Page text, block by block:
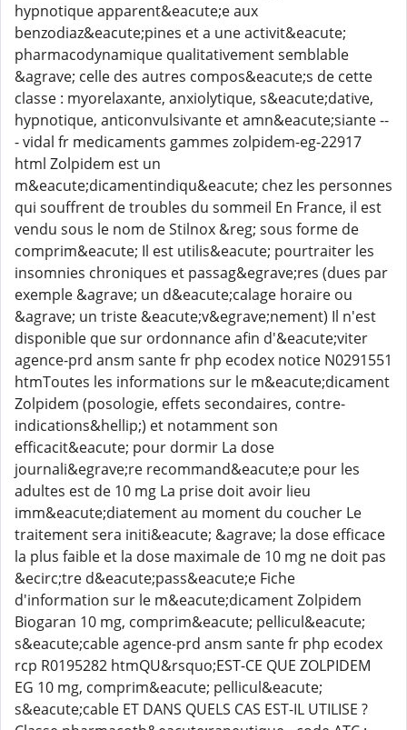
hypnotique apparent&eacute;e aux
benzodiaz&eacute;pines et a une activit&eacute;
pharmacodynamique qualitativement semblable
&agrave; celle des autres compos&eacute;s de cette
classe : myorelaxante, anxiolytique, s&eacute;dative,
hypnotique, anticonvulsivante et amn&eacute;siante --
- vidal fr medicaments gammes zolpidem-eg-22917
html Zolpidem est un
m&eacute;dicamentindiqu&eacute; chez les personnes
qui souffrent de troubles du sommeil En France, il est
vendu sous le nom de Stilnox &reg; sous forme de
comprim&eacute; Il est utilis&eacute; pourtraiter les
insomnies chroniques et passag&egrave;res (dues par
exemple &agrave; un d&eacute;calage horaire ou
&agrave; un triste &eacute;v&egrave;nement) Il n'est
disponible que sur ordonnance afin d'&eacute;viter
agence-prd ansm sante fr php ecodex notice N0291551
htmToutes les informations sur le m&eacute;dicament
Zolpidem (posologie, effets secondaires, contre-
indications&hellip;) et notamment son
efficacit&eacute; pour dormir La dose
journali&egrave;re recommand&eacute;e pour les
adultes est de 10 mg La prise doit avoir lieu
imm&eacute;diatement au moment du coucher Le
traitement sera initi&eacute; &agrave; la dose efficace
la plus faible et la dose maximale de 10 mg ne doit pas
&ecirc;tre d&eacute;pass&eacute;e Fiche
d'information sur le m&eacute;dicament Zolpidem
Biogaran 10 mg, comprim&eacute; pellicul&eacute;
s&eacute;cable agence-prd ansm sante fr php ecodex
rcp R0195282 htmQU&rsquo;EST-CE QUE ZOLPIDEM
EG 10 mg, comprim&eacute; pellicul&eacute;
s&eacute;cable ET DANS QUELS CAS EST-IL UTILISE ?